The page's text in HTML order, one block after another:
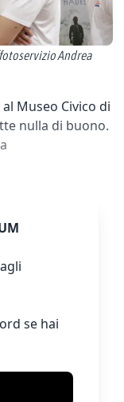
Andrea
Museo Civico di
nulla di buono.
se hai